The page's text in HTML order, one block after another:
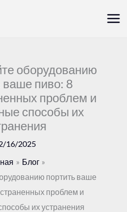
оборудованию
ваше пиво: 8
проблем и
способы их
16/2025
Блог
портить ваше
проблем и
их устранения